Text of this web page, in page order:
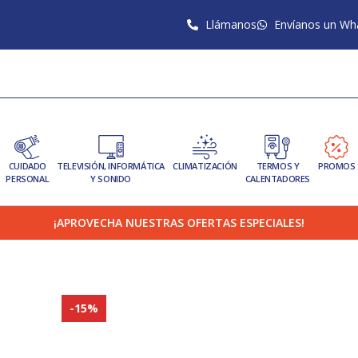
Llámanos Envíanos un
CUIDADO
PERSONAL
TELEVISIÓN, INFORMÁTICA
Y SONIDO
CLIMATIZACIÓN
TERMOS Y
CALENTADORES
PROMOS
¡APROVECHA NUESTRAS OFERTAS ESPECIALES!
-15%